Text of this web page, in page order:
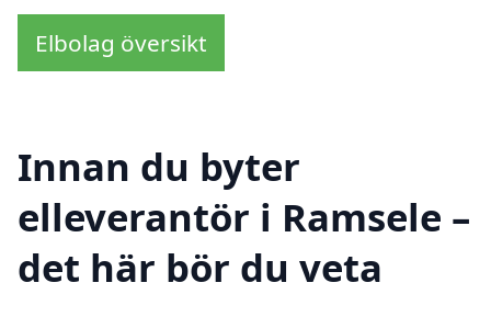
Elbolag översikt
Innan du byter
elleverantör i Ramsele –
det här bör du veta